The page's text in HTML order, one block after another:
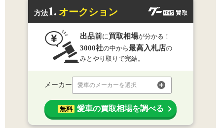
方法1. オークション
出品前に 買取相場が分かる！
3000社の中から最高入札店の
みとやり取りで完結。
メーカー 愛車のメーカーを選択
無料 愛車の買取相場を調べる